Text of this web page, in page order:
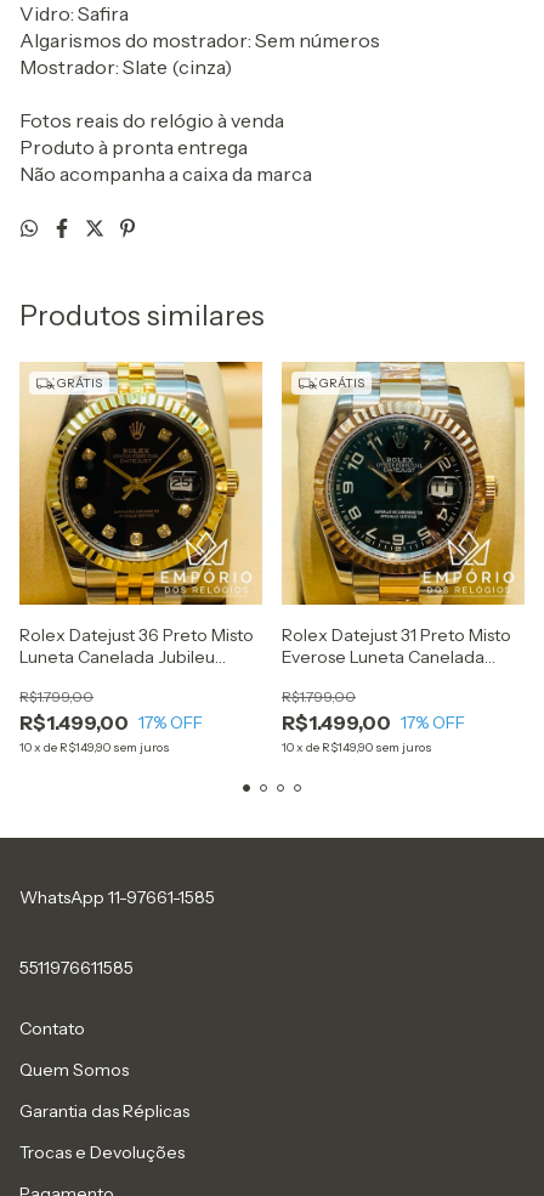
Vidro: Safira
Algarismos do mostrador: Sem números
Mostrador: Slate (cinza)
Fotos reais do relógio à venda
Produto à pronta entrega
Não acompanha a caixa da marca
Produtos similares
GRÁTIS
Rolex Datejust 36 Preto Misto
Luneta Canelada Jubileu
R$1.499,00
R$1.799,00
17% OFF
10x de R$149,90 sem juros
GRÁTIS
Rolex Datejust 31 Preto Misto
Everose Luneta Canelada
R$1.499,00
R$1.799,00
17% OFF
10x de R$149,90 sem juros
WhatsApp 11-97661-1585
5511976611585
Contato
Quem Somos
Garantia das Réplicas
Trocas e Devoluções